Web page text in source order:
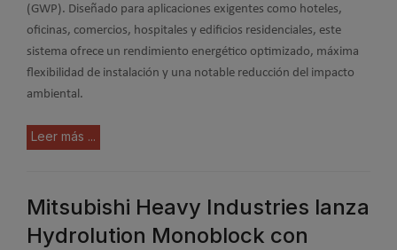
(GWP). Diseñado para aplicaciones exigentes como hoteles,
oficinas, comercios, hospitales y edificios residenciales, este
sistema ofrece un rendimiento energético optimizado, máxima
flexibilidad de instalación y una notable reducción del impacto
ambiental.
Leer más ...
Mitsubishi Heavy Industries lanza
Hydrolution Monoblock con